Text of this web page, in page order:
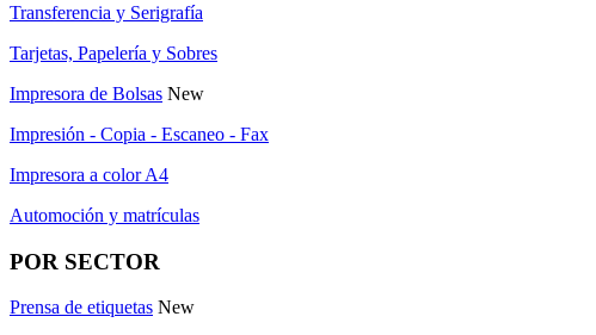
Transferencia y Serigrafía
Tarjetas, Papelería y Sobres
Impresora de Bolsas New
Impresión - Copia - Escaneo - Fax
Impresora a color A4
Automoción y matrículas
POR SECTOR
Prensa de etiquetas New